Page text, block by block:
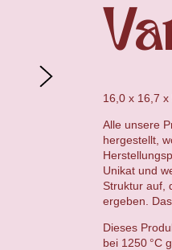
16,0 x 16,7 x
Alle unsere
hergestellt,
Unikat und
Struktur auf,
ergeben.
Dieses
bei 1250 °C